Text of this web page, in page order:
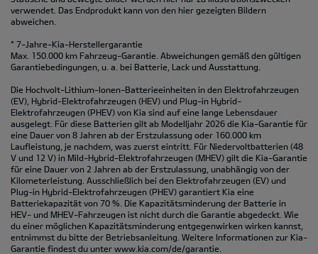
verwendet. Das Endprodukt kann von den hier gezeigten Bildern
abweichen.
* 7-Jahre-Kia-Herstellergarantie
Max. 150.000 km Fahrzeug-Garantie. Abweichungen gemäß den gültigen
Garantiebedingungen, u. a. bei Batterie, Lack und Ausstattung.
Die Hochvolt-Lithium-Ionen-Batterieeinheiten in den Elektrofahrzeugen
(EV), Hybrid-Elektrofahrzeugen (HEV) und Plug-in Hybrid-
Elektrofahrzeugen (PHEV) von Kia sind auf eine lange Lebensdauer
ausgelegt. Für diese Batterien gilt ab Modelljahr 2026 die Kia-Garantie für
eine Dauer von 8 Jahren ab der Erstzulassung oder 160.000 km
Laufleistung, je nachdem, was zuerst eintritt. Für Niedervoltbatterien (48
V und 12 V) in Mild-Hybrid-Elektrofahrzeugen (MHEV) gilt die Kia-Garantie
für eine Dauer von 2 Jahren ab der Erstzulassung, unabhängig von der
Kilometerleistung. Ausschließlich bei den Elektrofahrzeugen (EV) und
Plug-in Hybrid-Elektrofahrzeugen (PHEV) garantiert Kia eine
Batteriekapazität von 70 %. Die Kapazitätsminderung der Batterie in
HEV- und MHEV-Fahrzeugen ist nicht durch die Garantie abgedeckt. Wie
du einer möglichen Kapazitätsminderung entgegenwirken wirken kannst,
entnimmst du bitte der Betriebsanleitung. Weitere Informationen zur Kia-
Garantie findest du unter www.kia.com/de/garantie.